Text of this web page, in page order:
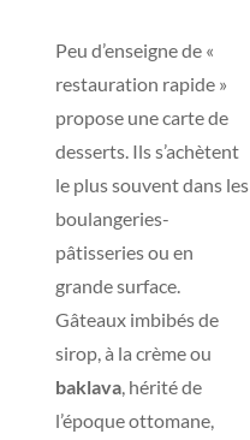
Peu d’enseigne de «
restauration rapide »
propose une carte de
desserts. Ils s’achètent
le plus souvent dans les
boulangeries-
pâtisseries ou en
grande surface.
Gâteaux imbibés de
sirop, à la crème ou
baklava, hérité de
l’époque ottomane,